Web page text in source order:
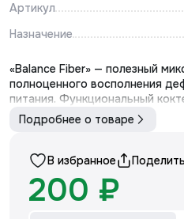
Артикул
Назначение
«Balance Fiber» — полезный
полноценного восполнения
питания. Функциональный
Подробнее о товаре
В избранное
200 ₽